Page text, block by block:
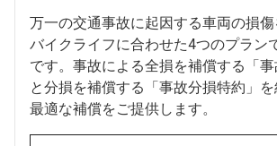
万一の交通事故に起因する車両の損
バイクライフに合わせた4つのプラン
です。事故による全損を補償する「事
と分損を補償する「事故分損特約」を
最適な補償をご提供します。